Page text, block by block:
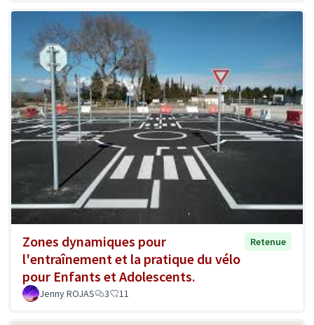
Zones dynamiques pour
l'entraînement et la pratique du vélo
pour Enfants et Adolescents.
Retenue
Jenny ROJAS 3 11